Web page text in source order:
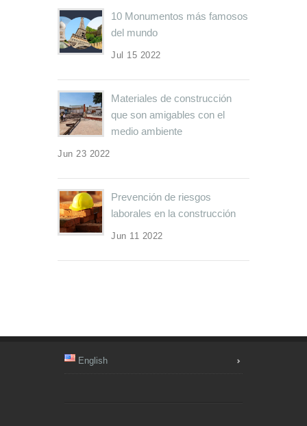
10 Monumentos más famosos
del mundo
Jul 15 2022
Materiales de construcción
que son amigables con el
medio ambiente
Jun 23 2022
Prevención de riesgos
laborales en la construcción
Jun 11 2022
English